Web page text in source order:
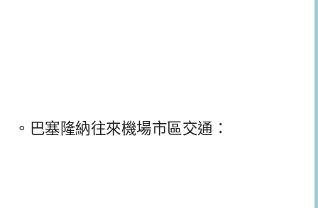
。巴塞隆納往來機場市區交通：